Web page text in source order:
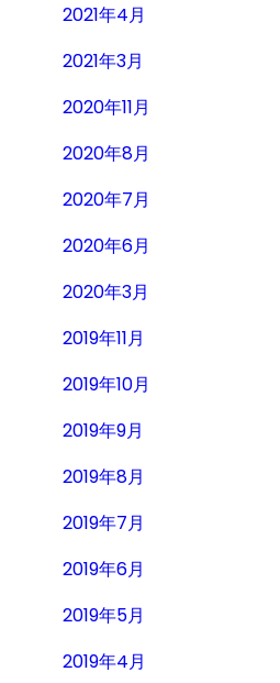
2021年4月
2021年3月
2020年11月
2020年8月
2020年7月
2020年6月
2020年3月
2019年11月
2019年10月
2019年9月
2019年8月
2019年7月
2019年6月
2019年5月
2019年4月